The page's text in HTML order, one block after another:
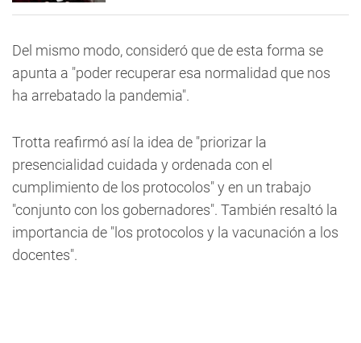
Del mismo modo, consideró que de esta forma se
apunta a "poder recuperar esa normalidad que nos
ha arrebatado la pandemia".
Trotta reafirmó así la idea de "priorizar la
presencialidad cuidada y ordenada con el
cumplimiento de los protocolos" y en un trabajo
"conjunto con los gobernadores". También resaltó la
importancia de "los protocolos y la vacunación a los
docentes".